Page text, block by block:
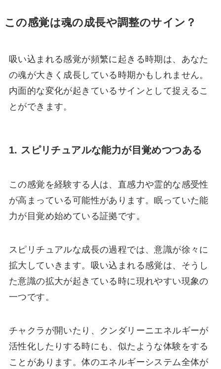
この感覚は魂の成長や調整のサイン？
吸い込まれる感覚が頻繁に起きる時期は、あなた
の魂が大きく成長している時期かもしれません。
内面的な変化が起きているサインとして捉えるこ
とができます。
1. スピリチュアルな能力が目覚めつつある
この感覚を経験する人は、直感力や霊的な感受性
が高まっている可能性があります。眠っていた能
力が目覚め始めている証拠です。
スピリチュアルな成長の過程では、意識が徐々に
拡大していきます。吸い込まれる感覚は、そうし
た意識の拡大が起きている時に現れやすい現象の
一つです。
チャクラが開いたり、クンダリーニエネルギーが
活性化したりする時にも、似たような体験をする
ことがあります。体のエネルギーシステム全体が